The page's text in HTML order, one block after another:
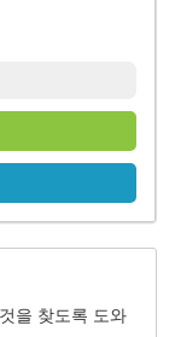
을 찾도록 도와